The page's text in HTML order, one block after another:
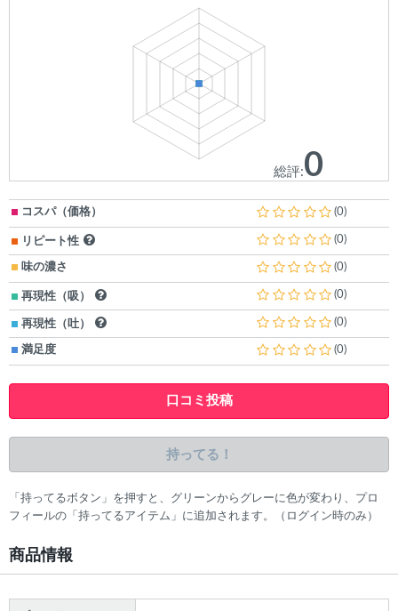
総評:0
コスパ（価格） (0)
リピート性 (0)
味の濃さ (0)
再現性（吸） (0)
再現性（吐） (0)
満足度 (0)
口コミ投稿
持ってる！
「持ってるボタン」を押すと、グリーンからグレーに色が変わり、プロ
フィールの「持ってるアイテム」に追加されます。（ログイン時のみ）
商品情報